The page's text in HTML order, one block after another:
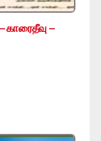
காரைதீவு –